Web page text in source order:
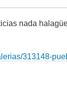
nada
313148-